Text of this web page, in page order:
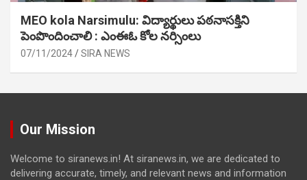
MEO kola Narsimulu: విద్యార్థులు పఠ‌నాసక్తిని
పెంపొందించాలి : ఎంఈఓ కోల నర్సింలు
07/11/2024 SIRA NEWS
Our Mission
Welcome to siranews.in! At siranews.in, we are dedicated to
delivering accurate, timely, and relevant news and information